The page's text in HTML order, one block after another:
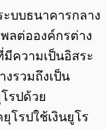
ะบบธนาคารกลาง
ลต่อองค์กรต่าง
ความเป็นอิสระ
งรวมถึงเป็น
รปด้วย
ยุโรปใช้เงินยูโร